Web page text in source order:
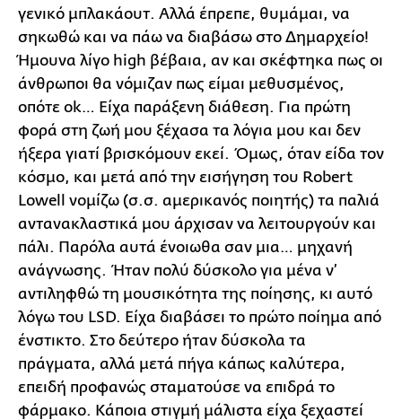
γενικό μπλακάουτ. Αλλά έπρεπε, θυμάμαι, να
σηκωθώ και να πάω να διαβάσω στο Δημαρχείο!
Ήμουνα λίγο high βέβαια, αν και σκέφτηκα πως οι
άνθρωποι θα νόμιζαν πως είμαι μεθυσμένος,
οπότε ok… Είχα παράξενη διάθεση. Για πρώτη
φορά στη ζωή μου ξέχασα τα λόγια μου και δεν
ήξερα γιατί βρισκόμουν εκεί. Όμως, όταν είδα τον
κόσμο, και μετά από την εισήγηση του Robert
Lowell νομίζω (σ.σ. αμερικανός ποιητής) τα παλιά
αντανακλαστικά μου άρχισαν να λειτουργούν και
πάλι. Παρόλα αυτά ένοιωθα σαν μια… μηχανή
ανάγνωσης. Ήταν πολύ δύσκολο για μένα ν’
αντιληφθώ τη μουσικότητα της ποίησης, κι αυτό
λόγω του LSD. Είχα διαβάσει το πρώτο ποίημα από
ένστικτο. Στο δεύτερο ήταν δύσκολα τα
πράγματα, αλλά μετά πήγα κάπως καλύτερα,
επειδή προφανώς σταματούσε να επιδρά το
φάρμακο. Κάποια στιγμή μάλιστα είχα ξεχαστεί